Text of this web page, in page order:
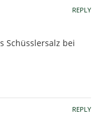
Schüsslersalz bei
REPLY
REPLY